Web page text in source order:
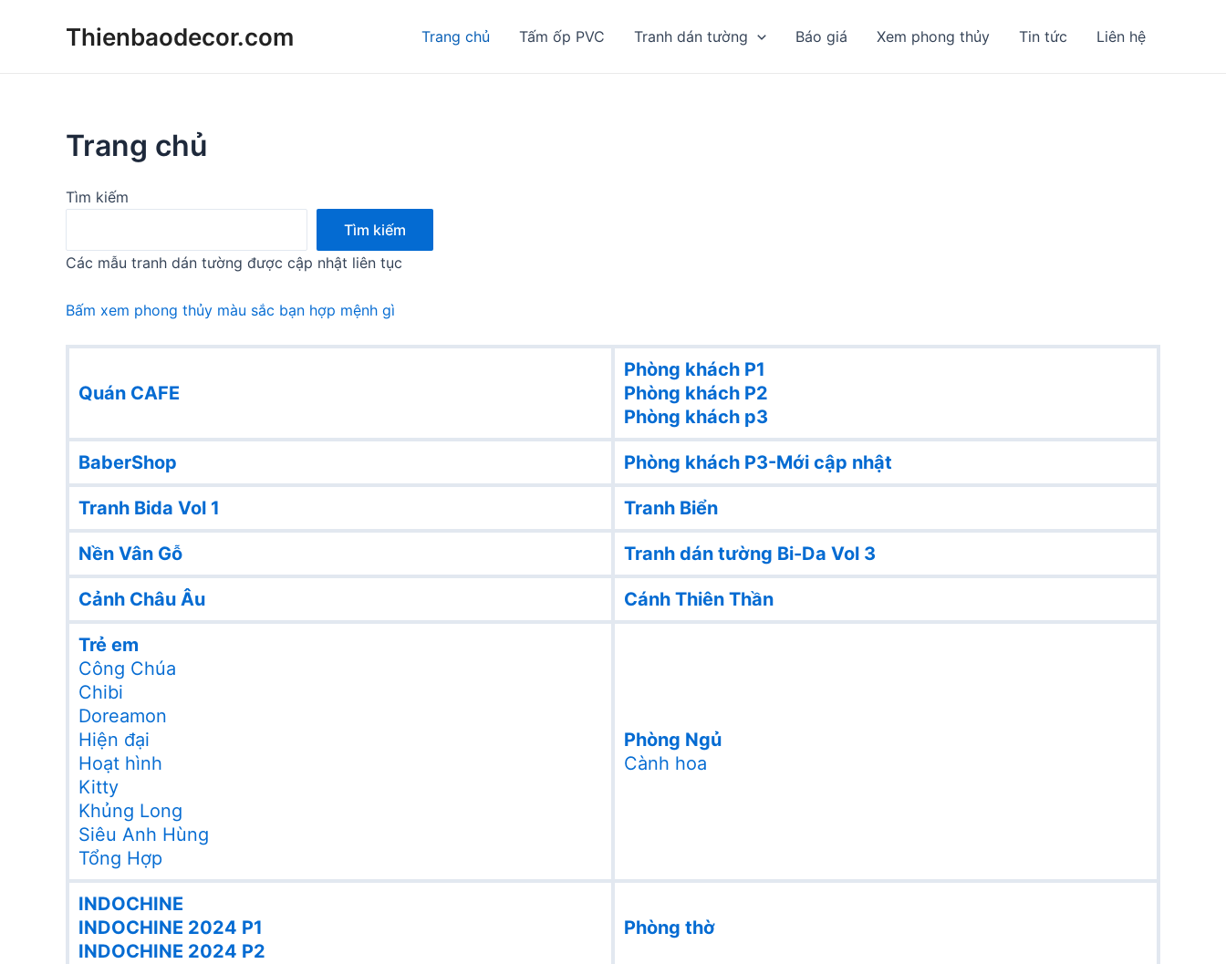
Thienbaodecor.com Trang chủ Tấm ốp PVC Tranh dán tường Báo giá Xem phong thủy Tin tức Liên hệ
Trang chủ
Tìm kiếm
Tìm kiếm
Các mẫu tranh dán tường được cập nhật liên tục
Bấm xem phong thủy màu sắc bạn hợp mệnh gì
Quán CAFE
Phòng khách P1
Phòng khách P2
Phòng khách p3
BaberShop Phòng khách P3-Mới cập nhật
Tranh Bida Vol 1 Tranh Biển
Nền Vân Gỗ Tranh dán tường Bi-Da Vol 3
Cảnh Châu Âu Cánh Thiên Thần
Trẻ em
Công Chúa
Chibi
Doreamon
Hiện đại
Hoạt hình
Kitty
Khủng Long
Siêu Anh Hùng
Tổng Hợp
Phòng Ngủ
Cành hoa
INDOCHINE
INDOCHINE 2024 P1
INDOCHINE 2024 P2
Phòng thờ